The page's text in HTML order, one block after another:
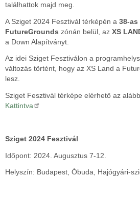
találhattok majd meg.
A Sziget 2024 Fesztivál térképén a 38-
FutureGrounds zónán belül, az XS
a Down Alapítványt.
Az idei Sziget Fesztiválon a
változás történt, hogy az XS Land a
lesz.
Sziget Fesztivál térképe elérhető az
Kattintva
Sziget 2024 Fesztivál
Időpont: 2024. Augusztus 7-12.
Helyszín: Budapest, Óbuda, Hajógyári-